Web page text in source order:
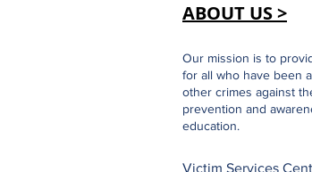
ABOUT US >
Our mission is to
for all who have been
other crimes against
prevention and
education.
Victim Services